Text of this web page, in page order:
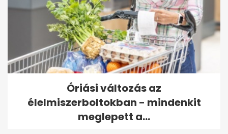
Óriási változás az
élelmiszerboltokban - mindenkit
meglepett a...